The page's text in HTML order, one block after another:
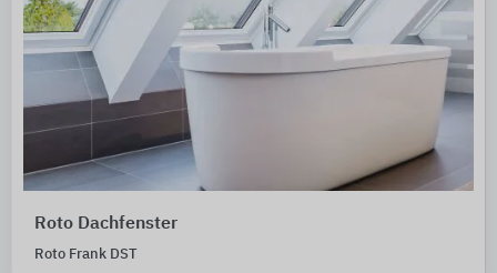
Roto Dachfenster
Roto Frank DST